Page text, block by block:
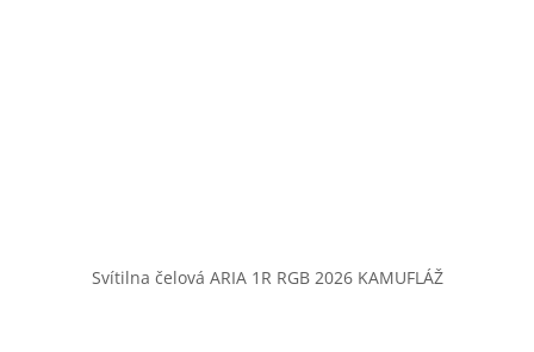
Svítilna čelová ARIA 1R RGB 2026 KAMUFLÁŽ